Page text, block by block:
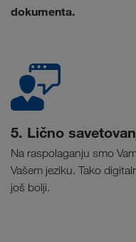
dokumenta.
5. Lično
Na raspolaganju smo
Vašem jeziku. Tako
još bolji.